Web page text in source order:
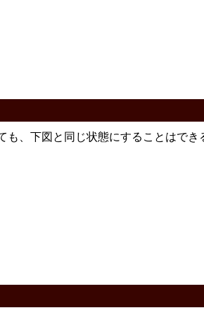
も、下図と同じ状態にすることはでき